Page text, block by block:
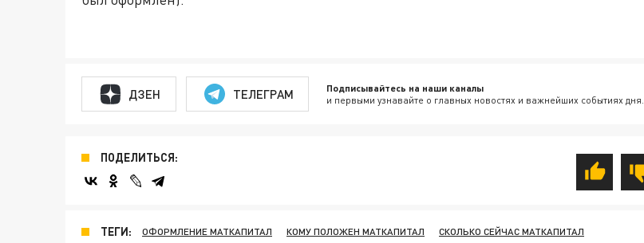
ДЗЕН ТЕЛЕГРАМ Подписывайтесь на наши каналы
и первыми узнавайте о главных новостях и важнейших событиях дня.
ПОДЕЛИТЬСЯ:
ТЕГИ: ОФОРМЛЕНИЕ МАТКАПИТАЛ КОМУ ПОЛОЖЕН МАТКАПИТАЛ СКОЛЬКО СЕЙЧАС МАТКАПИТАЛ